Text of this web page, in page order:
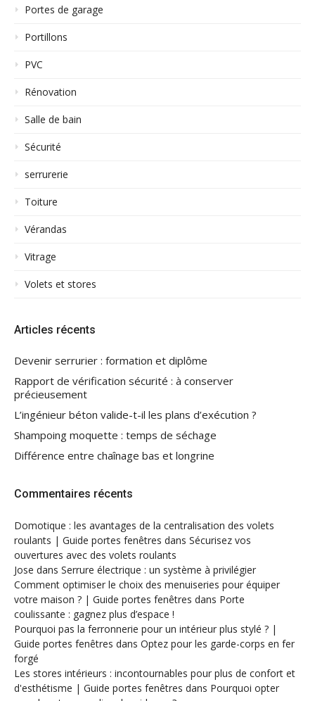
Portes de garage
Portillons
PVC
Rénovation
Salle de bain
Sécurité
serrurerie
Toiture
Vérandas
Vitrage
Volets et stores
Articles récents
Devenir serrurier : formation et diplôme
Rapport de vérification sécurité : à conserver
précieusement
L’ingénieur béton valide-t-il les plans d’exécution ?
Shampoing moquette : temps de séchage
Différence entre chaînage bas et longrine
Commentaires récents
Domotique : les avantages de la centralisation des volets
roulants | Guide portes fenêtres dans Sécurisez vos
ouvertures avec des volets roulants
Jose dans Serrure électrique : un système à privilégier
Comment optimiser le choix des menuiseries pour équiper
votre maison ? | Guide portes fenêtres dans Porte
coulissante : gagnez plus d’espace !
Pourquoi pas la ferronnerie pour un intérieur plus stylé ? |
Guide portes fenêtres dans Optez pour les garde-corps en fer
forgé
Les stores intérieurs : incontournables pour plus de confort et
d'esthétisme | Guide portes fenêtres dans Pourquoi opter